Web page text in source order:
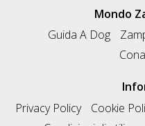
Mondo
Guida A Dog
Privacy Policy
Cookie